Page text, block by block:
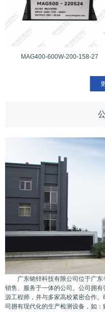
MAG400-600W-200-158-27
广东铭锌科技有限公司位于广东
销售、服务于一体的公司。公司拥
源工程师，并与多家高校紧密合作
司拥有现代化的生产检测设备，如：